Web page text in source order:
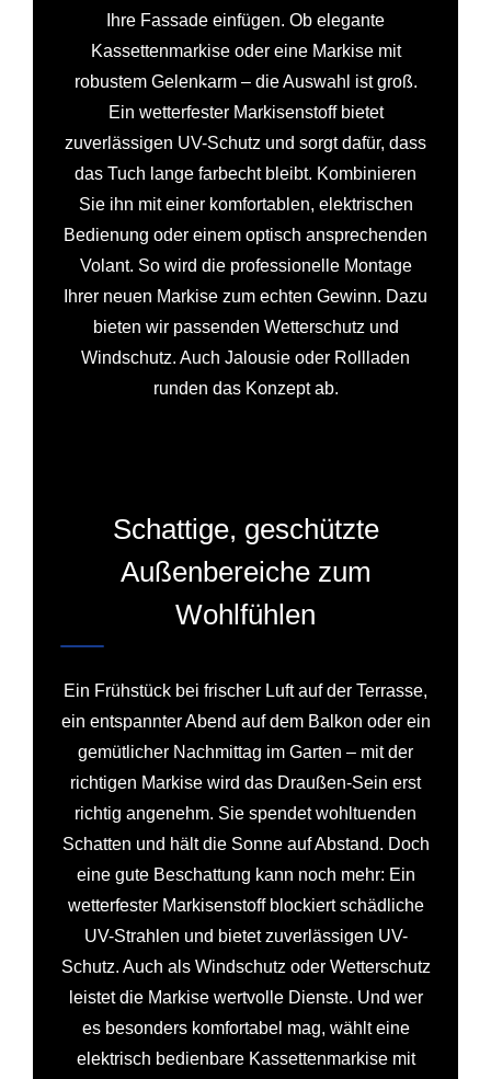
Ihre Fassade einfügen. Ob elegante
Kassettenmarkise oder eine Markise mit
robustem Gelenkarm – die Auswahl ist groß.
Ein wetterfester Markisenstoff bietet
zuverlässigen UV-Schutz und sorgt dafür, dass
das Tuch lange farbecht bleibt. Kombinieren
Sie ihn mit einer komfortablen, elektrischen
Bedienung oder einem optisch ansprechenden
Volant. So wird die professionelle Montage
Ihrer neuen Markise zum echten Gewinn. Dazu
bieten wir passenden Wetterschutz und
Windschutz. Auch Jalousie oder Rollladen
runden das Konzept ab.
Schattige, geschützte
Außenbereiche zum
Wohlfühlen
Ein Frühstück bei frischer Luft auf der Terrasse,
ein entspannter Abend auf dem Balkon oder ein
gemütlicher Nachmittag im Garten – mit der
richtigen Markise wird das Draußen-Sein erst
richtig angenehm. Sie spendet wohltuenden
Schatten und hält die Sonne auf Abstand. Doch
eine gute Beschattung kann noch mehr: Ein
wetterfester Markisenstoff blockiert schädliche
UV-Strahlen und bietet zuverlässigen UV-
Schutz. Auch als Windschutz oder Wetterschutz
leistet die Markise wertvolle Dienste. Und wer
es besonders komfortabel mag, wählt eine
elektrisch bedienbare Kassettenmarkise mit